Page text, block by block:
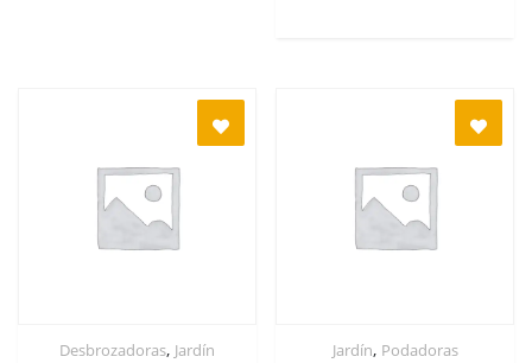
Desbrozadoras, Jardín Jardín, Podadoras